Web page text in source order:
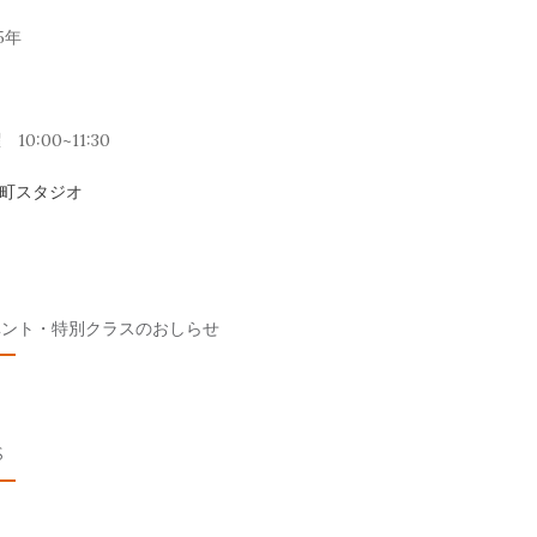
年
10:00~11:30
スタジオ
ト・特別クラスのおしらせ